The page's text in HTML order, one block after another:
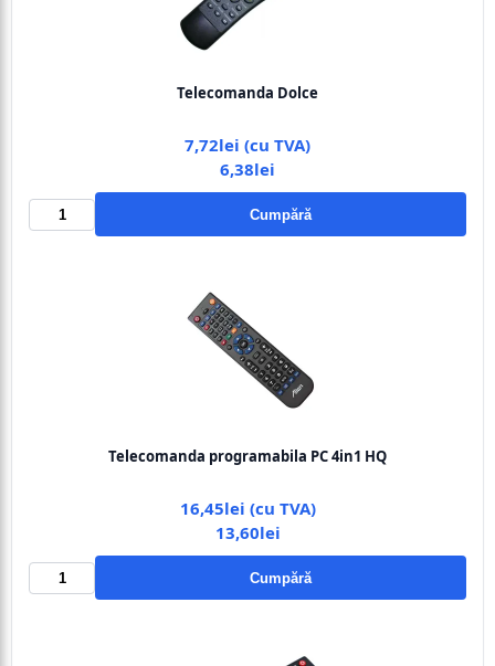
Telecomanda Dolce
7,72lei (cu TVA)
6,38lei
Cumpără
Telecomanda programabila PC 4in1 HQ
16,45lei (cu TVA)
13,60lei
Cumpără